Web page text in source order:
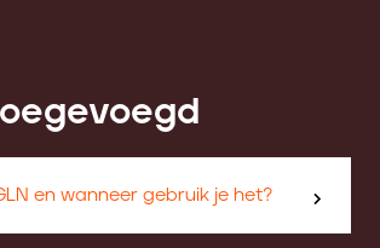
en wanneer gebruik je het?